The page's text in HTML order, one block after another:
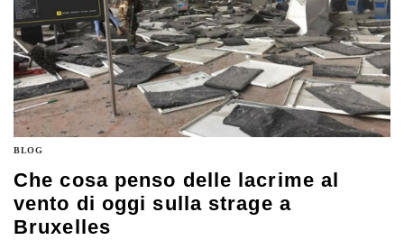
BLOG
Che cosa penso delle lacrime al
vento di oggi sulla strage a
Bruxelles